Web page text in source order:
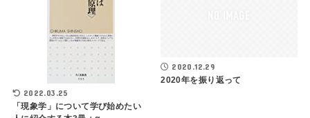
2022.03.25
「現象学」について学び始めたい
2020.12.29
2020年を振り返って